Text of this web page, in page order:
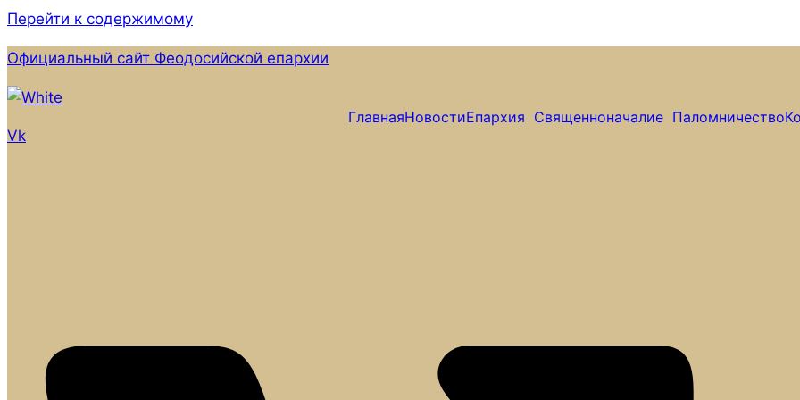
Перейти к содержимому
Официальный сайт Феодосийской епархии
ГлавнаяНовостиЕпархия Священноначалие Паломничество
Vk